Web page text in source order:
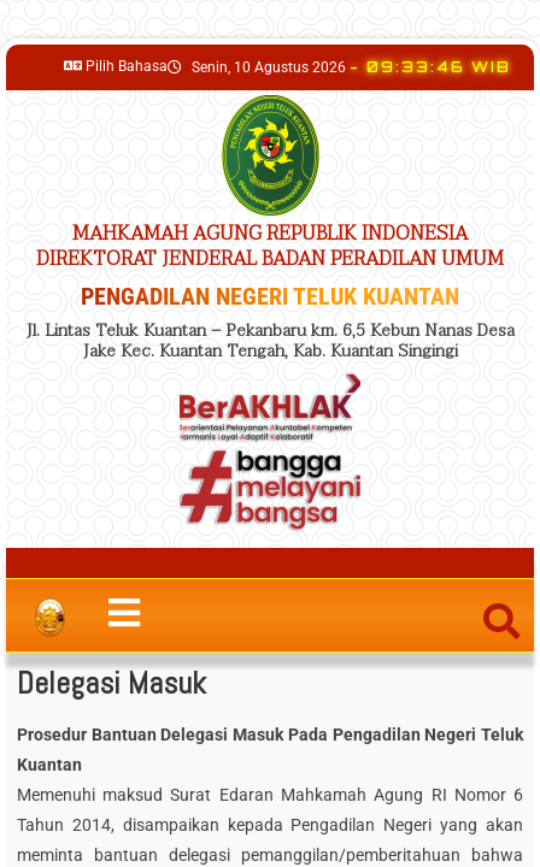
Senin, 10 Agustus 2026- 09:33:47 WIB
Pilih Bahasa
MAHKAMAH AGUNG REPUBLIK INDONESIA
DIREKTORAT JENDERAL BADAN PERADILAN UMUM
PENGADILAN NEGERI TELUK KUANTAN
Jl. Lintas Teluk Kuantan – Pekanbaru km. 6,5 Kebun Nanas Desa
Jake Kec. Kuantan Tengah, Kab. Kuantan Singingi
Delegasi Masuk
Prosedur Bantuan Delegasi Masuk Pada Pengadilan Negeri Teluk
Kuantan
Memenuhi maksud Surat Edaran Mahkamah Agung RI Nomor 6
Tahun 2014, disampaikan kepada Pengadilan Negeri yang akan
meminta bantuan delegasi pemanggilan/pemberitahuan bahwa